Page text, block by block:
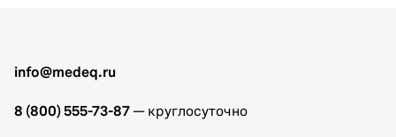
info@medeq.ru
8 (800) 555-73-87 — круглосуточно